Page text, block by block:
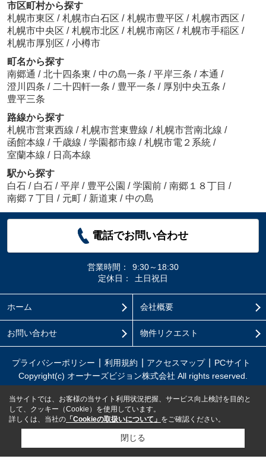
市区町村から探す
札幌市東区 / 札幌市白石区 / 札幌市豊平区 / 札幌市西区 /
札幌市中央区 / 札幌市北区 / 札幌市南区 / 札幌市手稲区 /
札幌市厚別区 / 小樽市
町名から探す
南郷通 / 北十四条東 / 中の島一条 / 平岸三条 / 本通 /
澄川四条 / 二十四軒一条 / 豊平一条 / 厚別中央五条 /
豊平三条
路線から探す
札幌市営東西線 / 札幌市営東豊線 / 札幌市営南北線 /
函館本線 / 千歳線 / 学園都市線 / 札幌市電２系統 /
室蘭本線 / 日高本線
駅から探す
白石 / 白石 / 平岸 / 豊平公園 / 学園前 / 南郷１８丁目 /
南郷７丁目 / 元町 / 新道東 / 中の島
電話でお問い合わせ
営業時間：
9:30～18:30
定休日：
土日祝日
ホーム 会社概要
お問い合わせ 物件リクエスト
プライバシーポリシー 利用規約 アクセスマップ
PCサイト
Copyright(c) オーナーズビジョン株式会社 All rights reserved.
当サイトでは、お客様の当サイト利用状況把握、サービス向上検討を目的と
して、クッキー（Cookie）を使用しています。
詳しくは、当社の 「Cookieの取扱いについて」 をご確認ください。
閉じる